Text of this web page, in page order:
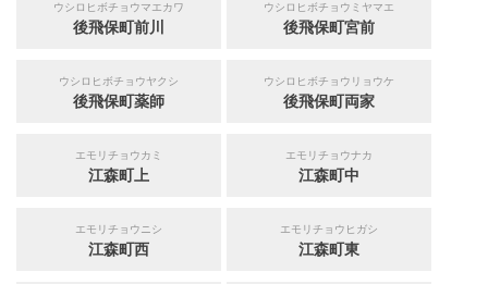
ウシロヒボチョウマエカワ
後飛保町前川
ウシロヒボチョウミヤマエ
後飛保町宮前
ウシロヒボチョウヤクシ
後飛保町薬師
ウシロヒボチョウリョウケ
後飛保町両家
エモリチョウカミ
江森町上
エモリチョウナカ
江森町中
エモリチョウニシ
江森町西
エモリチョウヒガシ
江森町東